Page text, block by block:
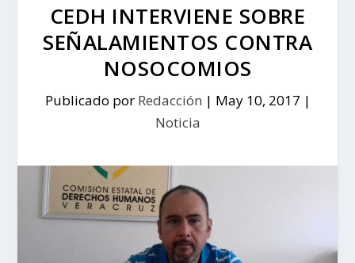
CEDH INTERVIENE SOBRE
SEÑALAMIENTOS CONTRA
NOSOCOMIOS
Publicado por Redacción | May 10, 2017 |
Noticia